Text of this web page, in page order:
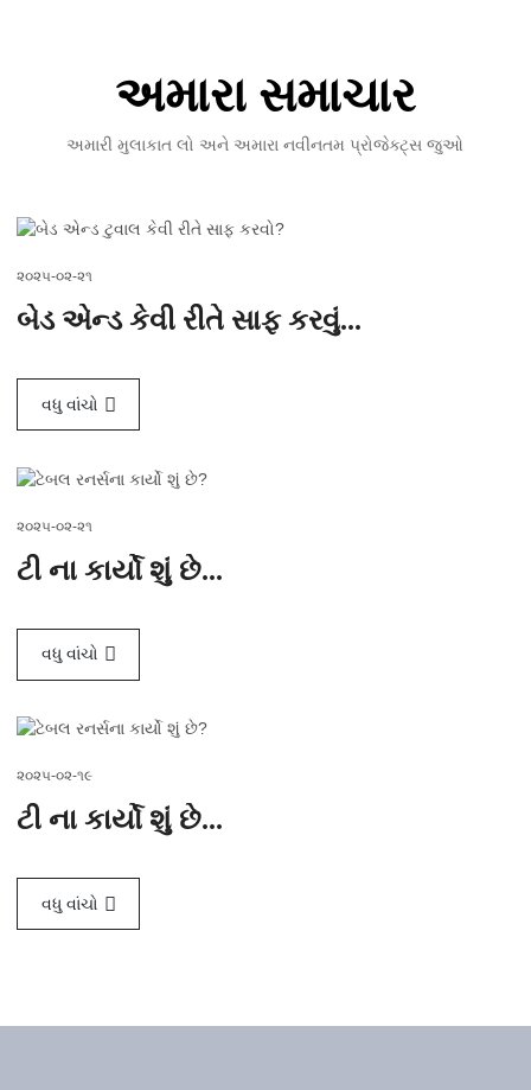
અમારા સમાચાર
અમારી મુલાકાત લો અને અમારા નવીનતમ પ્રોજેક્ટ્સ જુઓ
૨૦૨૫-૦૨-૨૧
બેડ એન્ડ કેવી રીતે સાફ કરવું...
વધુ વાંચો
૨૦૨૫-૦૨-૨૧
ટી ના કાર્યો શું છે...
વધુ વાંચો
૨૦૨૫-૦૨-૧૯
ટી ના કાર્યો શું છે...
વધુ વાંચો